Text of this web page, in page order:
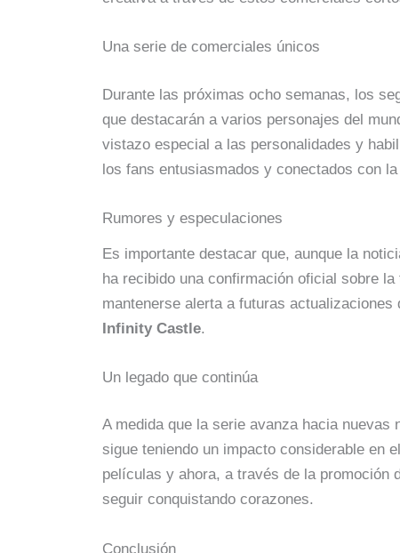
Una serie de comerciales únicos
Durante las próximas ocho semanas, los
que destacarán a varios personajes del
vistazo especial a las personalidades y
los fans entusiasmados y conectados con
Rumores y especulaciones
Es importante destacar que, aunque la
ha recibido una confirmación oficial sobre
mantenerse alerta a futuras
Infinity Castle.
Un legado que continúa
A medida que la serie avanza hacia
sigue teniendo un impacto considerable en
películas y ahora, a través de la promoción
seguir conquistando corazones.
Conclusión